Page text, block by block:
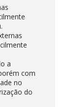
a
com
no
do